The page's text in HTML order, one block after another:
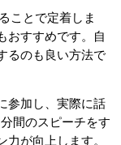
ことで定着しま
おすすめです。自
るのも良い方法で
参加し、実際に話
間のスピーチをす
が向上します。